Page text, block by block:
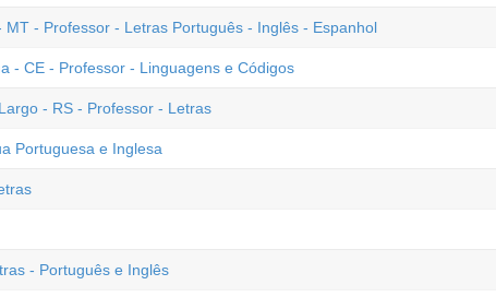
- Professor - Letras Português - Inglês - Espanhol
- CE - Professor - Linguagens e Códigos
- RS - Professor - Letras
Portuguesa e Inglesa
- Português e Inglês